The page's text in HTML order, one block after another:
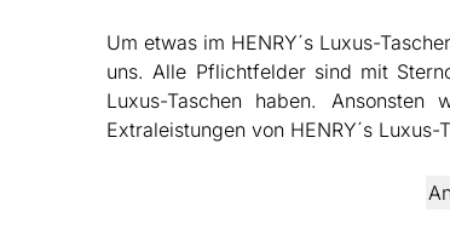
Um etwas im HENRY´s Luxus-
uns. Alle Pflichtfelder sind mit
Luxus-Taschen haben.
Extraleistungen von HENRY´s